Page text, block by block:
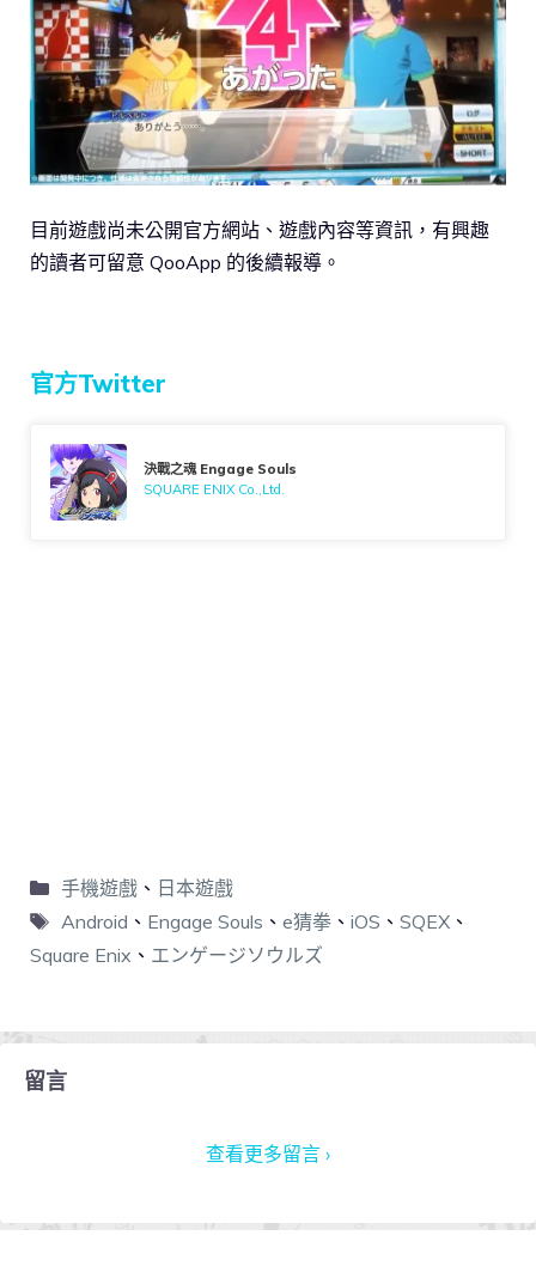
目前遊戲尚未公開官方網站、遊戲內容等資訊，有興趣
的讀者可留意 QooApp 的後續報導。
官方Twitter
決戰之魂 Engage Souls
SQUARE ENIX Co.,Ltd.
手機遊戲、 日本遊戲
Android 、 Engage Souls 、 e猜拳、 iOS 、 SQEX、
Square Enix 、 エンゲージソウルズ
留言
查看更多留言 ›